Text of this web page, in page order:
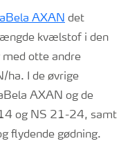
AXAN det
kvælstof i den
med otte andre
ha. I de øvrige
AXAN og de
og NS 21-24, samt
flydende gødning.